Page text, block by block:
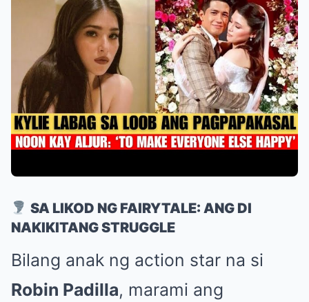
SA LIKOD NG FAIRYTALE: ANG DI
NAKIKITANG STRUGGLE
Bilang anak ng action star na si
Robin Padilla, marami ang